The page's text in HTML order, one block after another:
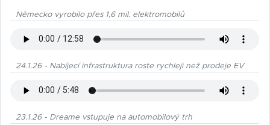
Německo vyrobilo přes 1,6 mil. elektromobilů
24.1.26 - Nabíjecí infrastruktura roste rychleji než prodeje EV
23.1.26 - Dreame vstupuje na automobilový trh